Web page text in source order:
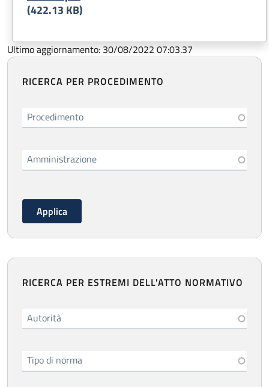
(422.13 KB)
Ultimo aggiornamento: 30/08/2022 07:03.37
RICERCA PER PROCEDIMENTO
Procedimento
Amministrazione
RICERCA PER ESTREMI DELL'ATTO NORMATIVO
Autorità
Tipo di norma